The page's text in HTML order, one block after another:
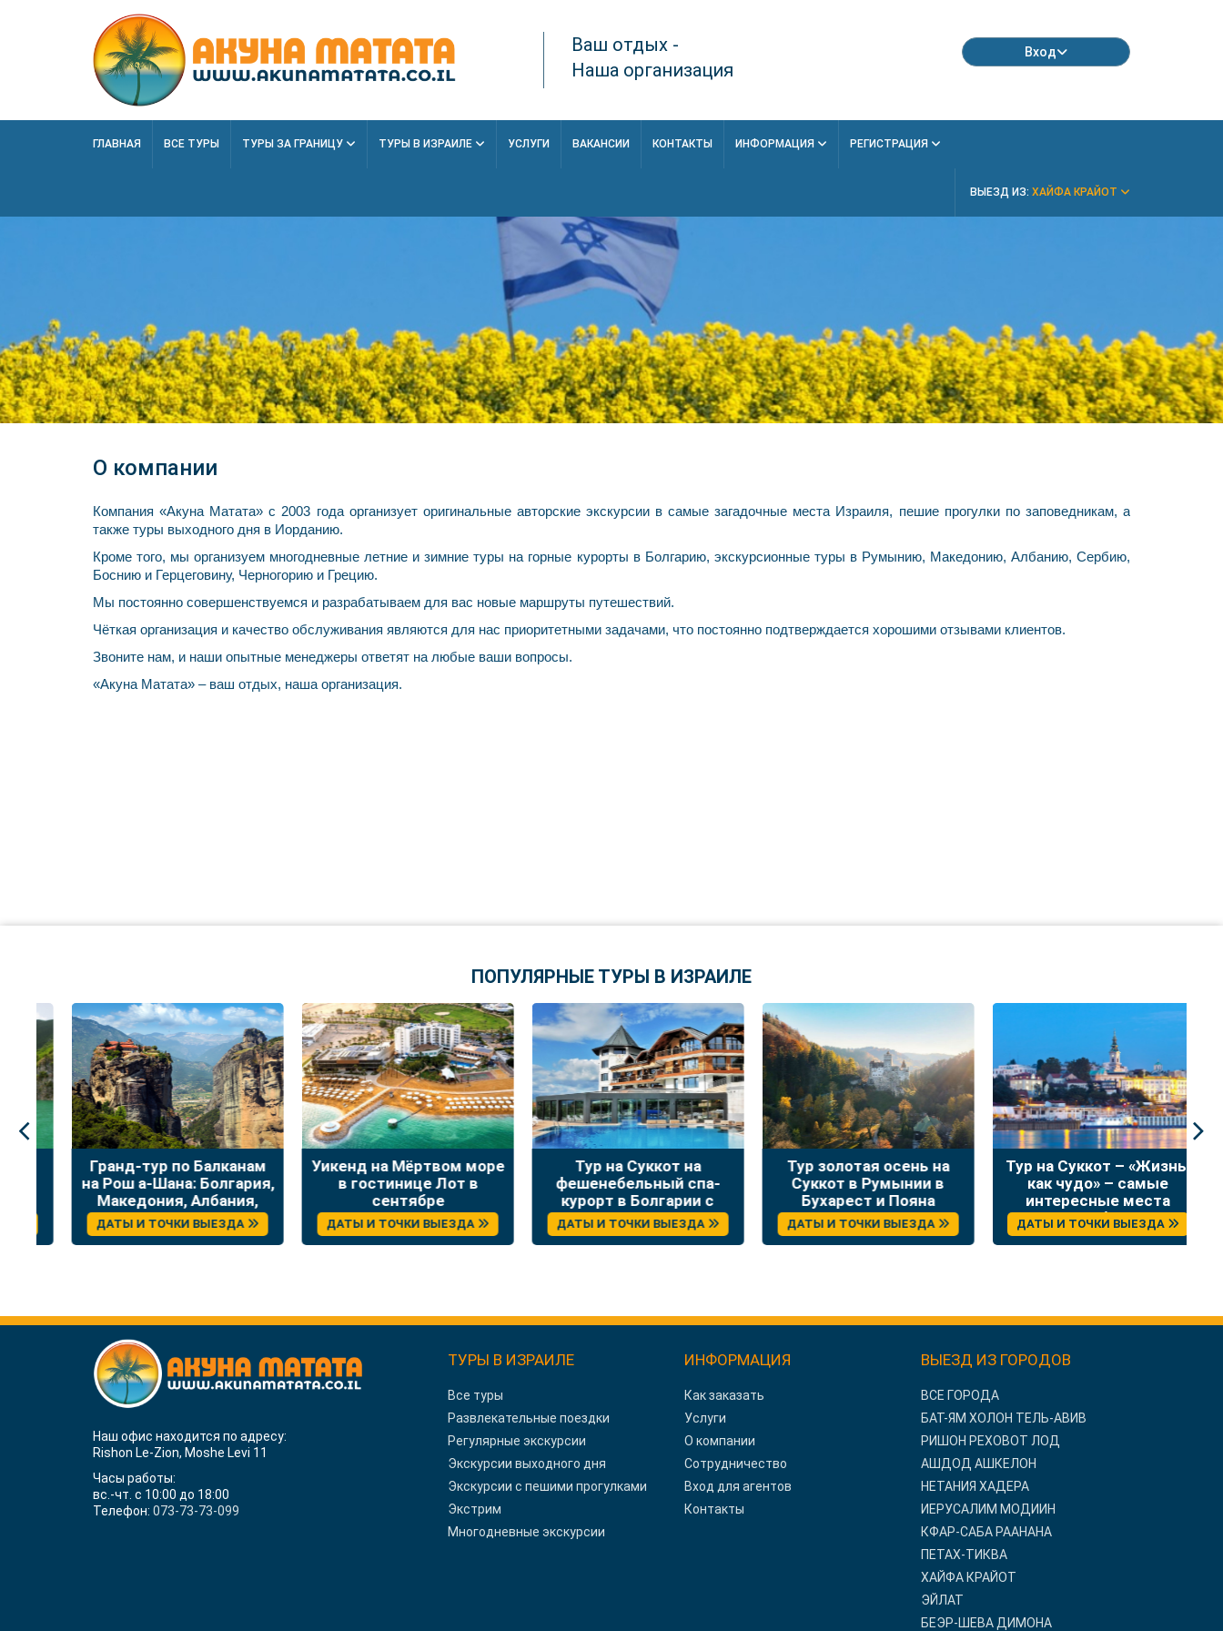
Ваш отдых -
Наша организация
Вход
ГЛАВНАЯ ВСЕ ТУРЫ ТУРЫ ЗА ГРАНИЦУ ТУРЫ В ИЗРАИЛЕ УСЛУГИ ВАКАНСИИ КОНТАКТЫ ИНФОРМАЦИЯ РЕГИСТРАЦИЯ
ВЫЕЗД ИЗ: ХАЙФА КРАЙОТ
О компании
Компания «Акуна Матата» с 2003 года организует оригинальные авторские экскурсии в самые загадочные места Израиля, пешие прогулки по заповедникам, а
также туры выходного дня в Иорданию.
Кроме того, мы организуем многодневные летние и зимние туры на горные курорты в Болгарию, экскурсионные туры в Румынию, Македонию, Албанию, Сербию,
Боснию и Герцеговину, Черногорию и Грецию.
Мы постоянно совершенствуемся и разрабатываем для вас новые маршруты путешествий.
Чёткая организация и качество обслуживания являются для нас приоритетными задачами, что постоянно подтверждается хорошими отзывами клиентов.
Звоните нам, и наши опытные менеджеры ответят на любые ваши вопросы.
«Акуна Матата» – ваш отдых, наша организация.
ПОПУЛЯРНЫЕ ТУРЫ В ИЗРАИЛЕ
Гранд-тур по Балканам
на Рош а-Шана: Болгария,
Македония, Албания,
Греция
ДАТЫ И ТОЧКИ ВЫЕЗДА
Уикенд на Мёртвом море
в гостинице Лот в
сентябре
ДАТЫ И ТОЧКИ ВЫЕЗДА
Тур на Суккот на
фешенебельный спа-
курорт в Болгарии с
отдыхом и экскурсиями
ДАТЫ И ТОЧКИ ВЫЕЗДА
Тур золотая осень на
Суккот в Румынии в
Бухарест и Пояна
Брашов
ДАТЫ И ТОЧКИ ВЫЕЗДА
Тур на Суккот – «Жизнь,
как чудо» – самые
интересные места
Сербии
ДАТЫ И ТОЧКИ ВЫЕЗДА
Наш офис находится по адресу:
Rishon Le-Zion, Moshe Levi 11
Часы работы:
вс.-чт. с 10:00 до 18:00
Телефон: 073-73-73-099
ТУРЫ В ИЗРАИЛЕ
Все туры
Развлекательные поездки
Регулярные экскурсии
Экскурсии выходного дня
Экскурсии с пешими прогулками
Экстрим
Многодневные экскурсии
ИНФОРМАЦИЯ
Как заказать
Услуги
О компании
Сотрудничество
Вход для агентов
Контакты
ВЫЕЗД ИЗ ГОРОДОВ
ВСЕ ГОРОДА
БАТ-ЯМ ХОЛОН ТЕЛЬ-АВИВ
РИШОН РЕХОВОТ ЛОД
АШДОД АШКЕЛОН
НЕТАНИЯ ХАДЕРА
ИЕРУСАЛИМ МОДИИН
КФАР-САБА РААНАНА
ПЕТАХ-ТИКВА
ХАЙФА КРАЙОТ
ЭЙЛАТ
БЕЭР-ШЕВА ДИМОНА